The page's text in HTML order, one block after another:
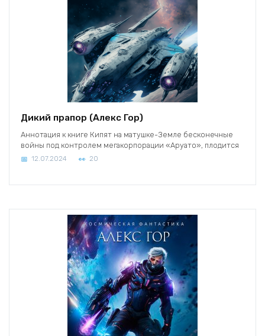
Дикий прапор (Алекс Гор)
Аннотация к книге Кипят на матушке-Земле бесконечные
войны под контролем мегакорпорации «Аруато», плодится
12.07.2024 20